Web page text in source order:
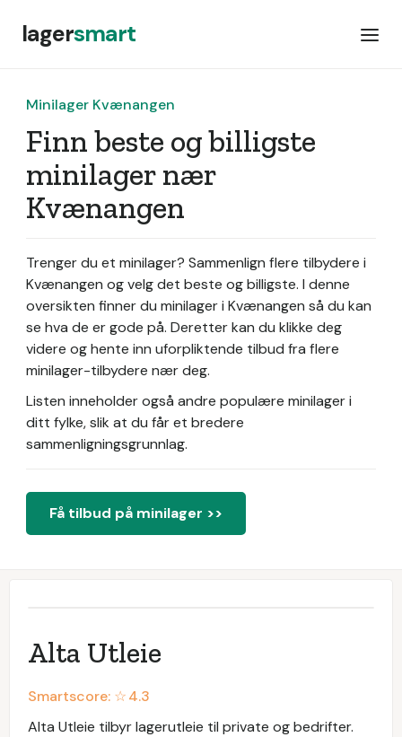
lagersmart
Minilager Kvænangen
Finn beste og billigste
minilager nær
Kvænangen
Trenger du et minilager? Sammenlign flere tilbydere i
Kvænangen og velg det beste og billigste. I denne
oversikten finner du minilager i Kvænangen så du kan
se hva de er gode på. Deretter kan du klikke deg
videre og hente inn uforpliktende tilbud fra flere
minilager-tilbydere nær deg.
Listen inneholder også andre populære minilager i
ditt fylke, slik at du får et bredere
sammenligningsgrunnlag.
Få tilbud på minilager >>
Alta Utleie
Smartscore: ☆4.3
Alta Utleie tilbyr lagerutleie til private og bedrifter.